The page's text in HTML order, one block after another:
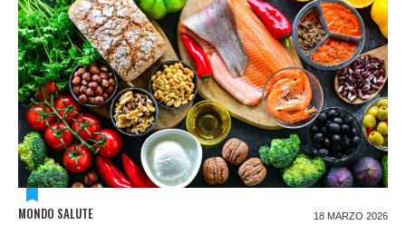
MONDO SALUTE 18 MARZO 2026